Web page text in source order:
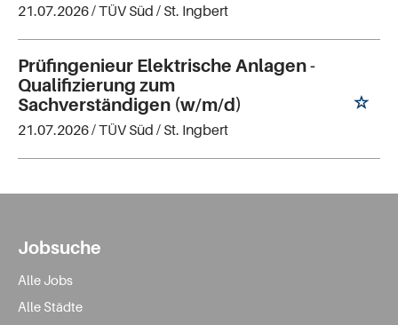
21.07.2026 /TÜV Süd / St. Ingbert
Prüfingenieur Elektrische Anlagen -
Qualifizierung zum
Sachverständigen (w/m/d)
21.07.2026 /TÜV Süd / St. Ingbert
Jobsuche
Alle Jobs
Alle Städte